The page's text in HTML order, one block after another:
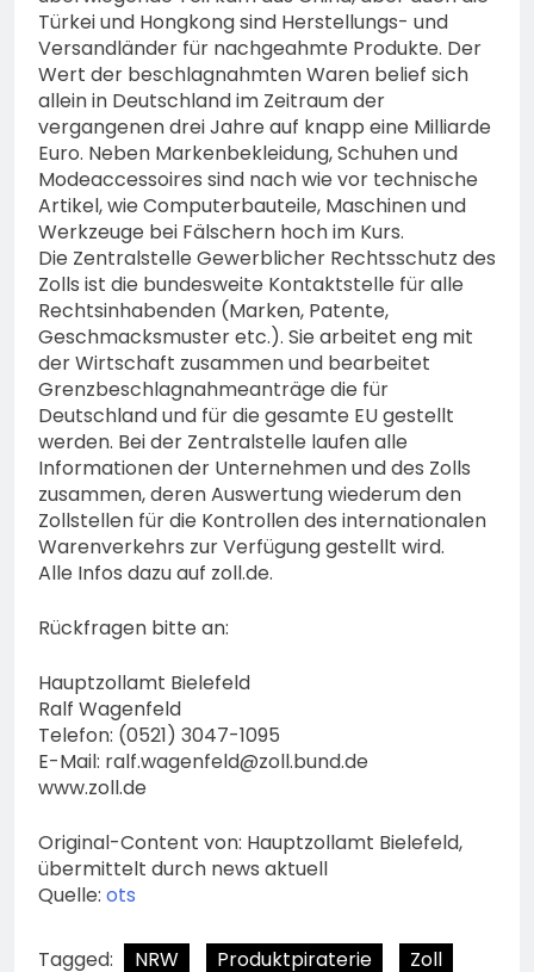
Türkei und Hongkong sind Herstellungs- und
Versandländer für nachgeahmte Produkte. Der
Wert der beschlagnahmten Waren belief sich
allein in Deutschland im Zeitraum der
vergangenen drei Jahre auf knapp eine Milliarde
Euro. Neben Markenbekleidung, Schuhen und
Modeaccessoires sind nach wie vor technische
Artikel, wie Computerbauteile, Maschinen und
Werkzeuge bei Fälschern hoch im Kurs.
Die Zentralstelle Gewerblicher Rechtsschutz des
Zolls ist die bundesweite Kontaktstelle für alle
Rechtsinhabenden (Marken, Patente,
Geschmacksmuster etc.). Sie arbeitet eng mit
der Wirtschaft zusammen und bearbeitet
Grenzbeschlagnahmeanträge die für
Deutschland und für die gesamte EU gestellt
werden. Bei der Zentralstelle laufen alle
Informationen der Unternehmen und des Zolls
zusammen, deren Auswertung wiederum den
Zollstellen für die Kontrollen des internationalen
Warenverkehrs zur Verfügung gestellt wird.
Alle Infos dazu auf zoll.de.
Rückfragen bitte an:
Hauptzollamt Bielefeld
Ralf Wagenfeld
Telefon: (0521) 3047-1095
E-Mail: ralf.wagenfeld@zoll.bund.de
www.zoll.de
Original-Content von: Hauptzollamt Bielefeld,
übermittelt durch news aktuell
Quelle: ots
Tagged: NRW Produktpiraterie Zoll